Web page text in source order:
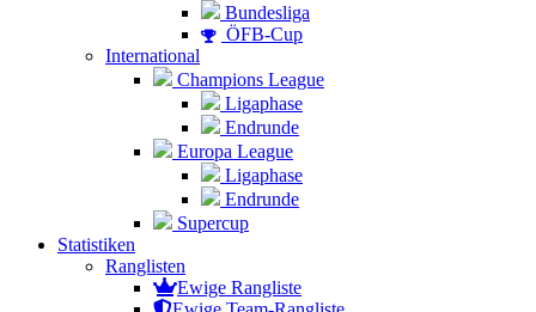
Bundesliga
ÖFB-Cup
International
Champions League
Ligaphase
Endrunde
Europa League
Ligaphase
Endrunde
Supercup
Statistiken
Ranglisten
Ewige Rangliste